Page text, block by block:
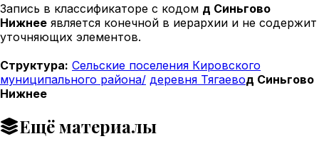
Запись в классификаторе с кодом д Синьгово
Нижнее является конечной в иерархии и не содержит
уточняющих элементов.
Структура: Сельские поселения Кировского
муниципального района/ деревня Тягаевод Синьгово
Нижнее
Ещё материалы